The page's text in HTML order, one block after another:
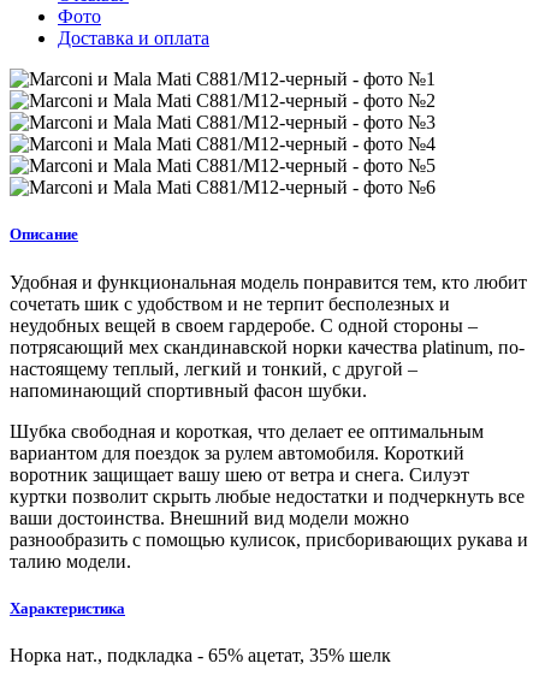
Фото
Доставка и оплата
Описание
Удобная и функциональная модель понравится тем, кто любит
сочетать шик с удобством и не терпит бесполезных и
неудобных вещей в своем гардеробе. С одной стороны –
потрясающий мех скандинавской норки качества platinum, по-
настоящему теплый, легкий и тонкий, с другой –
напоминающий спортивный фасон шубки.
Шубка свободная и короткая, что делает ее оптимальным
вариантом для поездок за рулем автомобиля. Короткий
воротник защищает вашу шею от ветра и снега. Силуэт
куртки позволит скрыть любые недостатки и подчеркнуть все
ваши достоинства. Внешний вид модели можно
разнообразить с помощью кулисок, присборивающих рукава и
талию модели.
Характеристика
Норка нат., подкладка - 65% ацетат, 35% шелк